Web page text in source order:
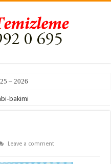
– 2026
bakimi
Leave a comment